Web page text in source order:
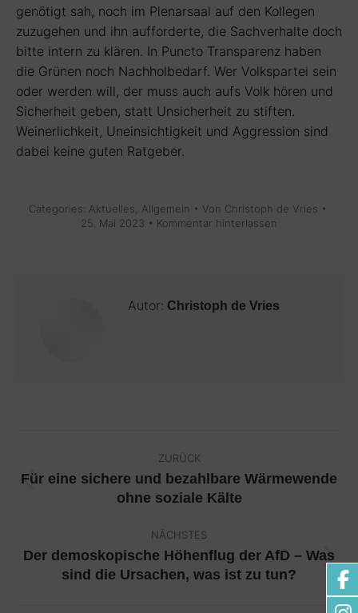
genötigt sah, noch im Plenarsaal auf den Kollegen
zuzugehen und ihn aufforderte, die Sachverhalte doch
bitte intern zu klären. In Puncto Transparenz haben
die Grünen noch Nachholbedarf. Wer Volkspartei sein
oder werden will, der muss auch aufs Volk hören und
Sicherheit geben, statt Unsicherheit zu stiften.
Weinerlichkeit, Uneinsichtigkeit und Aggression sind
dabei keine guten Ratgeber.
Categories: Aktuelles Allgemein Von Christoph de Vries
25. Mai 2023
Kommentar hinterlassen
Autor: Christoph de Vries
Kommentarnavigation
ZURÜCK
Vorheriger
Für eine sichere und bezahlbare Wärmewende
ohne soziale Kälte
NÄCHSTES
Nächster
Beitrag:
Der demoskopische Höhenflug der AfD – Was
sind die Ursachen, was ist zu tun?